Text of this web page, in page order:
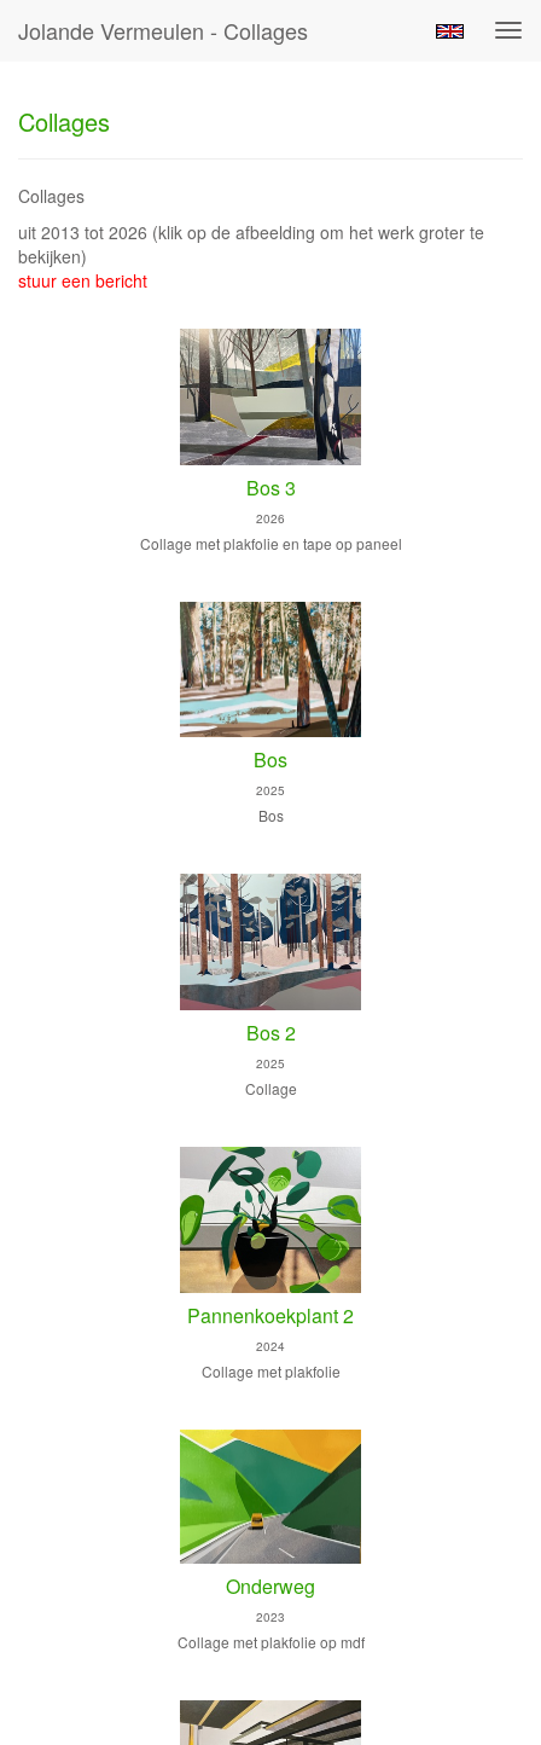
Jolande Vermeulen - Collages
Collages
Collages
uit 2013 tot 2026 (klik op de afbeelding om het werk groter te
bekijken)
stuur een bericht
Bos 3
2026
Collage met plakfolie en tape op paneel
Bos
2025
Bos
Bos 2
2025
Collage
Pannenkoekplant 2
2024
Collage met plakfolie
Onderweg
2023
Collage met plakfolie op mdf